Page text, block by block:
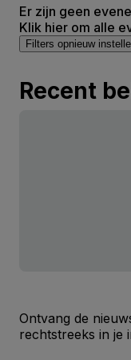
Er zijn geen
Klik hier om alle
Filters opnieuw
Recent
Ontvang de
rechtstreeks in je